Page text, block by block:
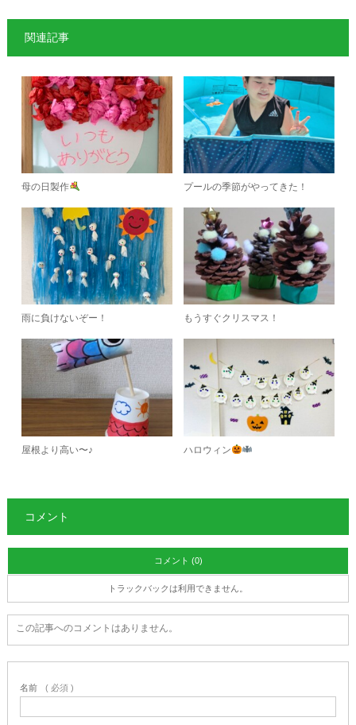
関連記事
母の日製作 プールの季節がやってきた！
雨に負けないぞー！ もうすぐクリスマス！
屋根より高い〜♪ ハロウィン
コメント
コメント (0)
トラックバックは利用できません。
この記事へのコメントはありません。
名前 ( 必須 )